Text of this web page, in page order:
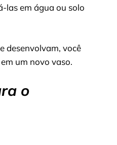
las em água ou solo
desenvolvam, você
um novo vaso.
o